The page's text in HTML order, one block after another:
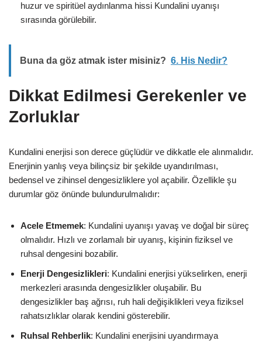
huzur ve spiritüel aydınlanma hissi Kundalini uyanışı
sırasında görülebilir.
Buna da göz atmak ister misiniz? 6. His Nedir?
Dikkat Edilmesi Gerekenler ve
Zorluklar
Kundalini enerjisi son derece güçlüdür ve dikkatle ele alınmalıdır.
Enerjinin yanlış veya bilinçsiz bir şekilde uyandırılması,
bedensel ve zihinsel dengesizliklere yol açabilir. Özellikle şu
durumlar göz önünde bulundurulmalıdır:
Acele Etmemek: Kundalini uyanışı yavaş ve doğal bir süreç
olmalıdır. Hızlı ve zorlamalı bir uyanış, kişinin fiziksel ve
ruhsal dengesini bozabilir.
Enerji Dengesizlikleri: Kundalini enerjisi yükselirken, enerji
merkezleri arasında dengesizlikler oluşabilir. Bu
dengesizlikler baş ağrısı, ruh hali değişiklikleri veya fiziksel
rahatsızlıklar olarak kendini gösterebilir.
Ruhsal Rehberlik: Kundalini enerjisini uyandırmaya